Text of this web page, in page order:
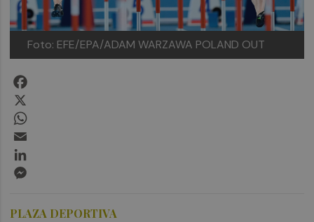
Foto: EFE/EPA/ADAM WARZAWA POLAND OUT
PLAZA DEPORTIVA